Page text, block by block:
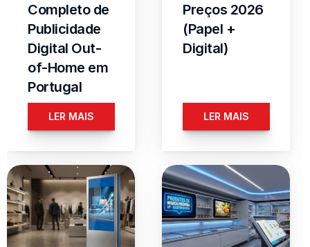
Completo de
Publicidade
Digital Out-
of-Home em
Portugal
LER MAIS
Preços 2026
(Papel +
Digital)
LER MAIS